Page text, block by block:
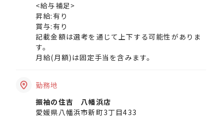
<給与補足>
昇給:有り
賞与:有り
記載金額は選考を通じて上下する可能性がありま
す。
月給(月額)は固定手当を含みます。
勤務地
振袖の住吉 八幡浜店
愛媛県八幡浜市新町3丁目433